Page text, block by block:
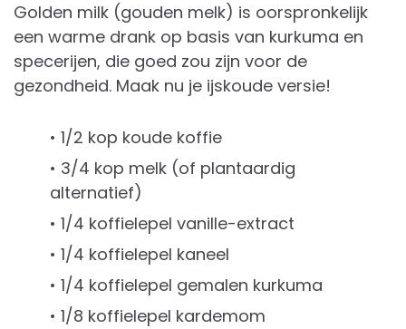
Golden milk (gouden melk) is oorspronkelijk
een warme drank op basis van kurkuma en
specerijen, die goed zou zijn voor de
gezondheid. Maak nu je ijskoude versie!
• 1/2 kop koude koffie
• 3/4 kop melk (of plantaardig
alternatief)
• 1/4 koffielepel vanille-extract
• 1/4 koffielepel kaneel
• 1/4 koffielepel gemalen kurkuma
• 1/8 koffielepel kardemom